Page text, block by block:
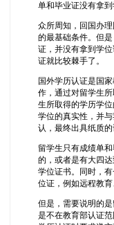
单和毕业证没有拿
众所周知，回国办
的最基础条件。但
证，并没有拿到学
证就比较棘手了。
国外学历认证是国
作，通过对留学生
生所取得的学历学
学位的真实性，并
认，最终出具纸质的
留学生只有成绩单
的，或者是有大四
学位证书。同时，
位证，例如远程教育
但是，需要说明的
是不在教育部认证